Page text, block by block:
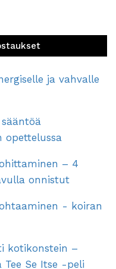
ja vahvalle
opettelussa
– 4
onnistut
- koiran
kotikonstein –
Tee Se Itse -peli